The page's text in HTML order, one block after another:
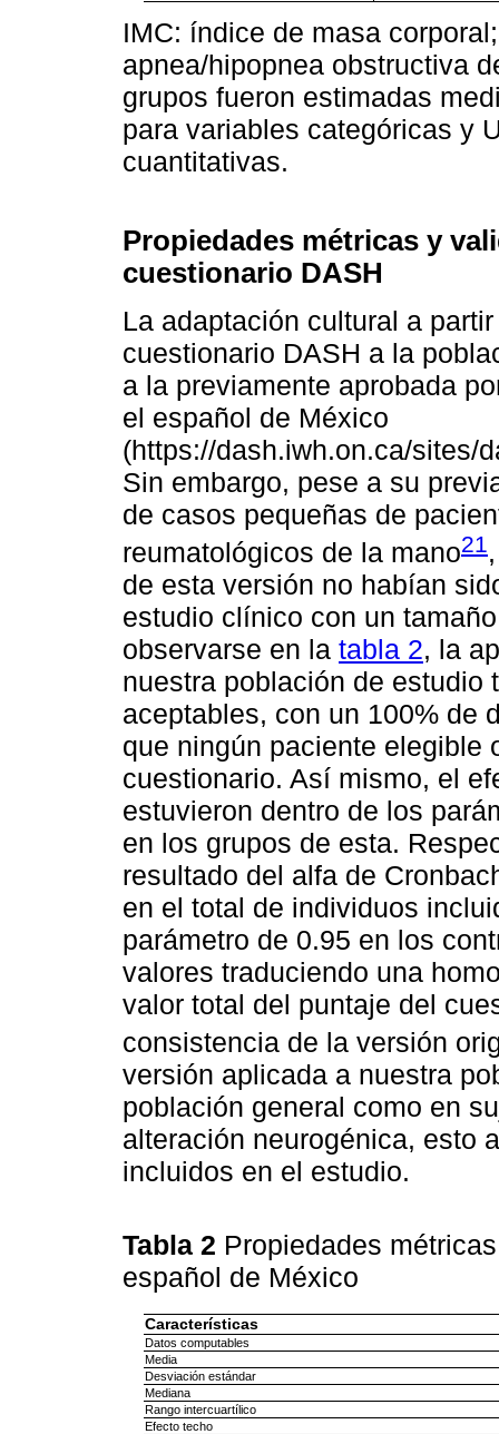
IMC: índice de masa
apnea/hipopnea obstructiva
grupos fueron estimadas
para variables categóricas y
cuantitativas.
Propiedades métricas y
cuestionario DASH
La adaptación cultural a
cuestionario DASH a la
a la previamente aprobada
el español de México
(https://dash.iwh.on.ca/sites/
Sin embargo, pese a su
de casos pequeñas de
reumatológicos de la mano21
de esta versión no habían
estudio clínico con un
observarse en la tabla 2, la
nuestra población de estudio
aceptables, con un 100% de
que ningún paciente elegible
cuestionario. Así mismo, el
estuvieron dentro de los
en los grupos de esta.
resultado del alfa de
en el total de individuos
parámetro de 0.95 en los
valores traduciendo una
valor total del puntaje del
consistencia de la versión
versión aplicada a nuestra
población general como en
alteración neurogénica, esto
incluidos en el estudio.
Tabla 2 Propiedades
español de México
Características
Datos computables
Media
Desviación estándar
Mediana
Rango intercuartílico
Efecto techo